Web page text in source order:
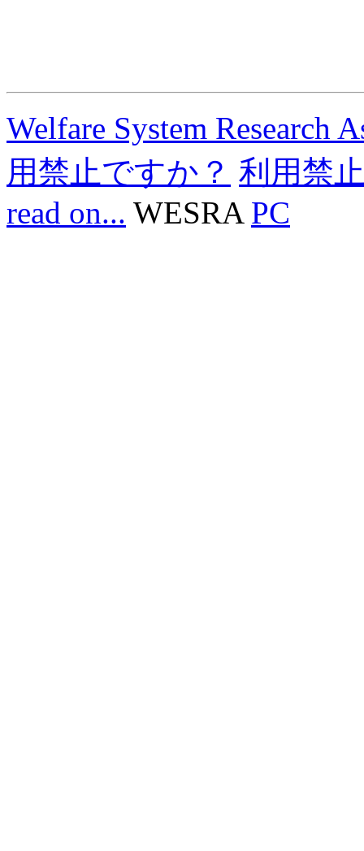
Welfare System Research
用禁止ですか？ 利用禁
read on... WESRA PC